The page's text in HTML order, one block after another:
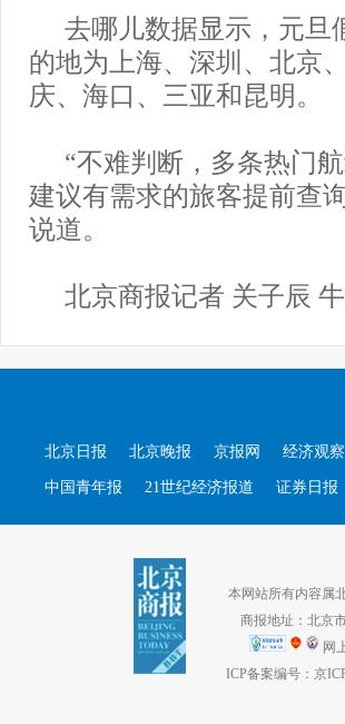
去哪儿数据显示，元旦
的地为上海、深圳、北京
庆、海口、三亚和昆明。
“不难判断，多条热门
建议有需求的旅客提前查
说道。
北京商报记者 关子辰
北京日报 北京晚报 京报网 经济观
中国青年报 21世纪经济报道 证券日报
本网站所有内容属
商报地址：北京
网
ICP备案编号：京